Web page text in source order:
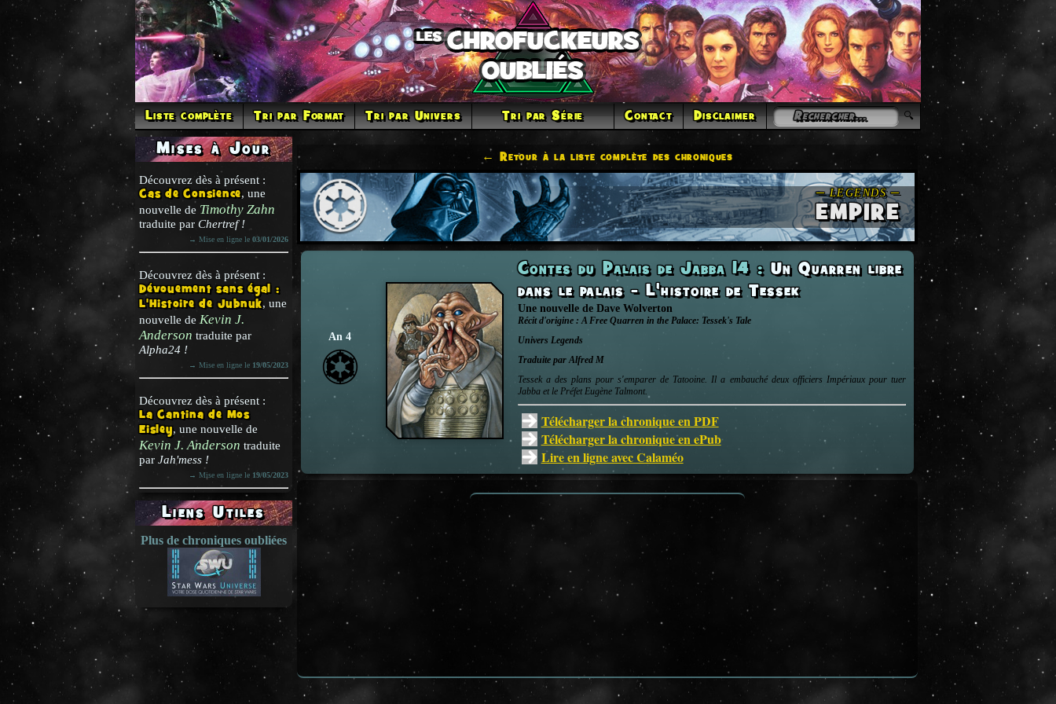
Liste complète Tri par Format Tri par Univers Tri par Série Contact Disclaimer
Mises à Jour
Découvrez dès à présent :
Cas de Consience, une
nouvelle de Timothy Zahn
traduite par Chertref !
→ Mise en ligne le 03/01/2026
Découvrez dès à présent :
Dévouement sans égal :
L'Histoire de Jubnuk, une
nouvelle deKevin J.
Anderson traduite par
Alpha24 !
→ Mise en ligne le 19/05/2023
Découvrez dès à présent :
La Cantina de Mos
Eisley, une nouvelle de
Kevin J. Anderson traduite
par Jah'mess !
→ Mise en ligne le 19/05/2023
Liens Utiles
Plus de chroniques oubliées
← Retour à la liste complète des chroniques
EMPIRE
An 4
Contes du Palais de Jabba 14: Un Quarren libre
dans le palais - L'histoire de Tessek
Une nouvellede Dave Wolverton
Récit d'origine :A Free Quarren in the Palace: Tessek's Tale
Univers Legends
Traduite par Alfred M
Tessek a des plans pour s'emparer de Tatooine. Il a embauché deux officiers Impériaux pour tuer
Jabba et le Préfet Eugène Talmont.
Télécharger la chronique en PDF
Télécharger la chronique en ePub
Lire en ligne avec Calaméo